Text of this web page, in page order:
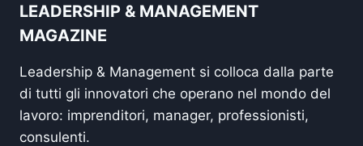
LEADERSHIP & MANAGEMENT
MAGAZINE
Leadership & Management si colloca dalla parte
di tutti gli innovatori che operano nel mondo del
lavoro: imprenditori, manager, professionisti,
consulenti.